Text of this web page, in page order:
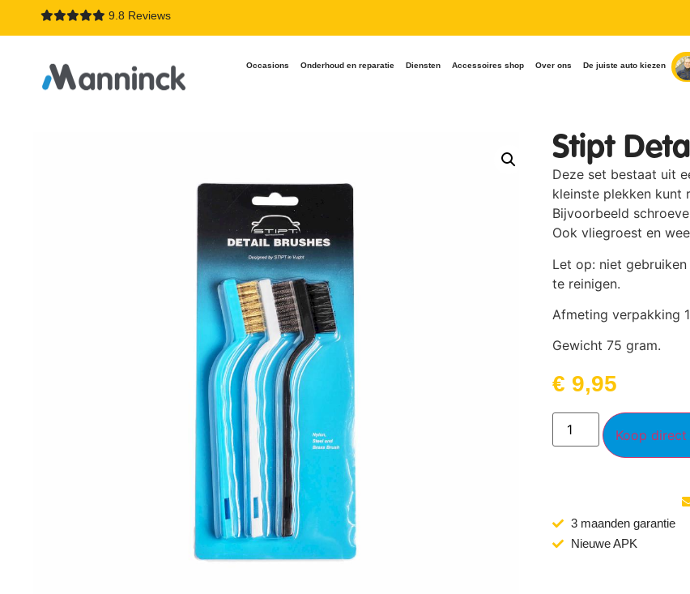
9.8 Reviews
Occasions Onderhoud en reparatie Diensten Accessoires shop Over ons De juiste auto kiezen
Stipt
Deze set bestaat uit
kleinste plekken kunt
Bijvoorbeeld
Ook vliegroest en
Let op: niet
te reinigen.
Afmeting verpakking
Gewicht 75 gram.
€ 9,95
Koop direct
3 maanden garantie
Nieuwe APK